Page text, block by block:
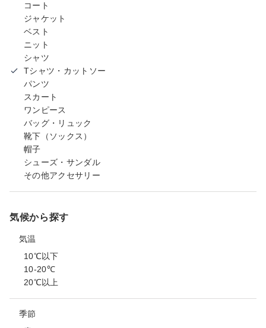
コート
ジャケット
ベスト
ニット
シャツ
Tシャツ・カットソー
パンツ
スカート
ワンピース
バッグ・リュック
靴下（ソックス）
帽子
シューズ・サンダル
その他アクセサリー
気候から探す
気温
10℃以下
10-20℃
20℃以上
季節